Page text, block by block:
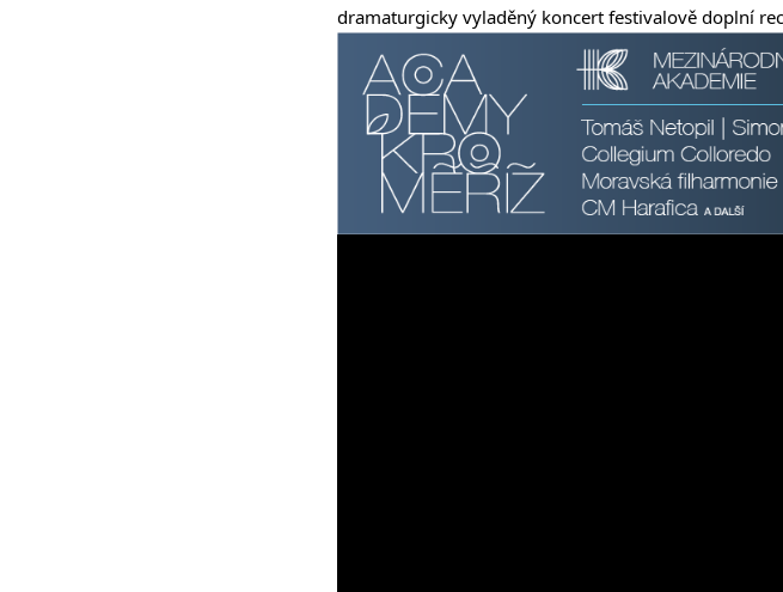
dramaturgicky vyladěný koncert festivalově doplní